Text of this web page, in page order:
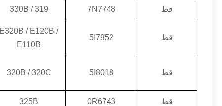
قط 7N7748
330B / 319
قط 5I7952
E320B / E120B /
E110B
قط 5I8018
320B / 320C
قط 0R6743
325B